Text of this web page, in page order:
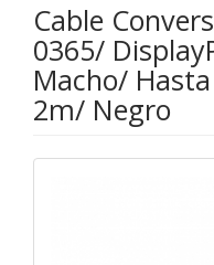
Cable
0365/
Macho/
2m/ Negro